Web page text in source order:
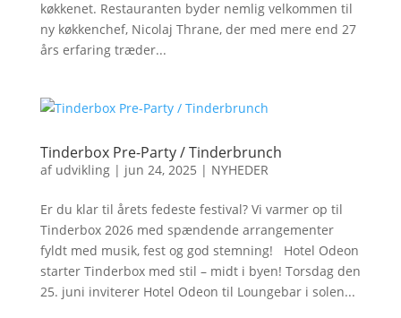
køkkenet. Restauranten byder nemlig velkommen til
ny køkkenchef, Nicolaj Thrane, der med mere end 27
års erfaring træder...
Tinderbox Pre-Party / Tinderbrunch
af udvikling| jun 24, 2025 | NYHEDER
Er du klar til årets fedeste festival? Vi varmer op til
Tinderbox 2026 med spændende arrangementer
fyldt med musik, fest og god stemning! Hotel Odeon
starter Tinderbox med stil – midt i byen! Torsdag den
25. juni inviterer Hotel Odeon til Loungebar i solen...